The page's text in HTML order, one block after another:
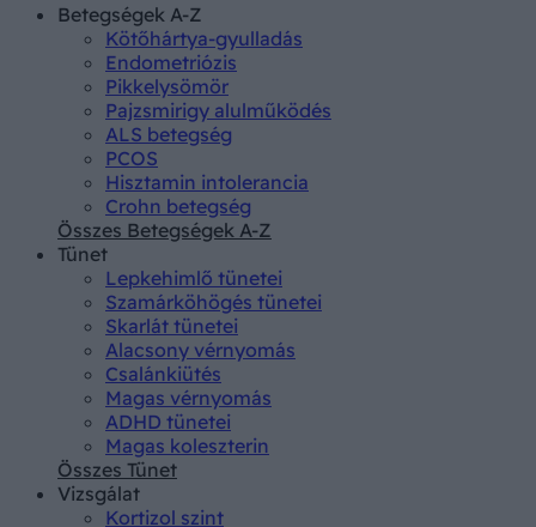
Betegségek A-Z
Kötőhártya-gyulladás
Endometriózis
Pikkelysömör
Pajzsmirigy alulműködés
ALS betegség
PCOS
Hisztamin intolerancia
Crohn betegség
Összes Betegségek A-Z
Tünet
Lepkehimlő tünetei
Szamárköhögés tünetei
Skarlát tünetei
Alacsony vérnyomás
Csalánkiütés
Magas vérnyomás
ADHD tünetei
Magas koleszterin
Összes Tünet
Vizsgálat
Kortizol szint